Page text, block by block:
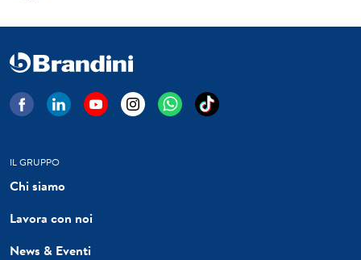
IL GRUPPO
Chi siamo
Lavora con noi
News & Eventi